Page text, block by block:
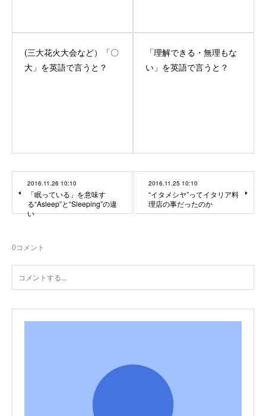
(三大花火大会など）「〇
大」を英語で言うと？
「理解できる・無理もな
い」を英語で言うと？
2016.11.26 10:10
「眠っている」を意味す
る“Asleep”と“Sleeping”の違
い
2016.11.25 10:10
“イタメシヤ”ってイタリア料
理店の事だったのか
0コメント